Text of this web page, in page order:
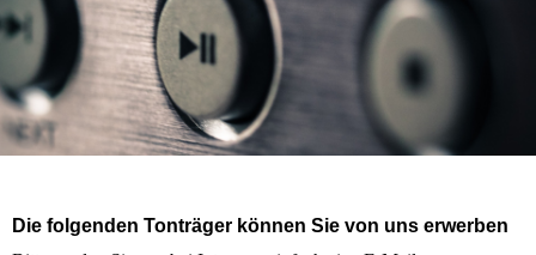
Die folgenden Tonträger können Sie von uns erwerben